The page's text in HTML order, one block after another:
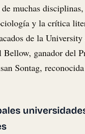
muchas
y la crítica
de la
Bellow, ganador del
Sontag,